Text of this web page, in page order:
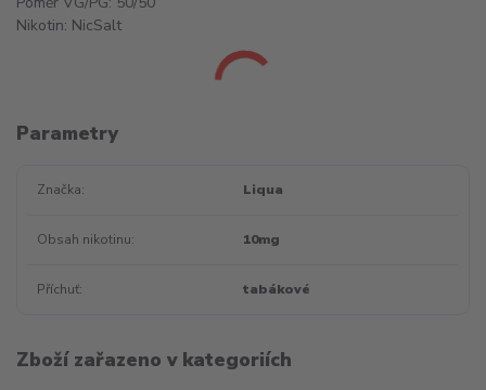
Nikotin: NicSalt
Parametry
Značka Liqua
Obsah nikotinu 10mg
Příchuť tabákové
Zboží zařazeno v kategoriích